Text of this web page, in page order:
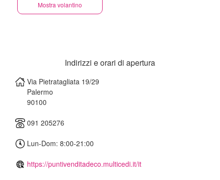
Mostra volantino
Indirizzi e orari di apertura
Via Pietratagliata 19/29
Palermo
90100
091 205276
Lun-Dom: 8:00-21:00
https://puntivenditadeco.multicedi.it/it